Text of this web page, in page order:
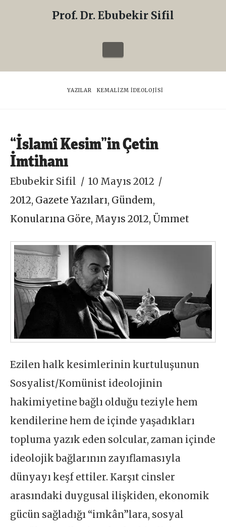
Sifil
Prof. Dr. Ebubekir Sifil
Navigation
HOME
YAZILAR KEMALIZM IDEOLOJISI
“İslamî Kesim”in Çetin
İmtihanı
Ebubekir Sifil
10 Mayıs 2012
2012, Gazete Yazıları, Gündem,
Konularına Göre, Mayıs 2012, Ümmet
Ezilen halk kesimlerinin kurtuluşunun
Sosyalist/Komünist ideolojinin
hakimiyetine bağlı olduğu teziyle hem
kendilerine hem de içinde yaşadıkları
topluma yazık eden solcular, zaman içinde
ideolojik bağlarının zayıflamasıyla
dünyayı keşf ettiler. Karşıt cinsler
arasındaki duygusal ilişkiden, ekonomik
gücün sağladığı “imkân”lara, sosyal